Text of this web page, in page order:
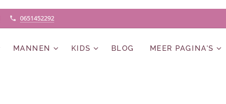
0651452292
MANNEN KIDS BLOG MEER PAGINA'S